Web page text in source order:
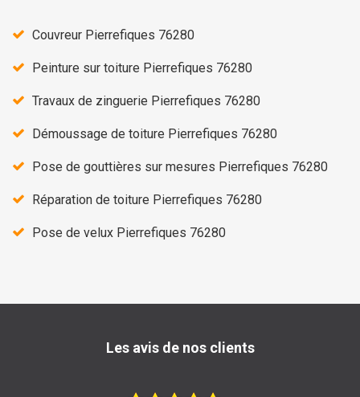
Couvreur Pierrefiques 76280
Peinture sur toiture Pierrefiques 76280
Travaux de zinguerie Pierrefiques 76280
Démoussage de toiture Pierrefiques 76280
Pose de gouttières sur mesures Pierrefiques 76280
Réparation de toiture Pierrefiques 76280
Pose de velux Pierrefiques 76280
Les avis de nos clients